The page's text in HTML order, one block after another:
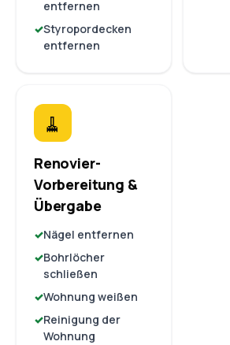
entfernen
Styropordecken
entfernen
🧹
Renovier-
Vorbereitung &
Übergabe
Nägel entfernen
Bohrlöcher
schließen
Wohnung weißen
Reinigung der
Wohnung